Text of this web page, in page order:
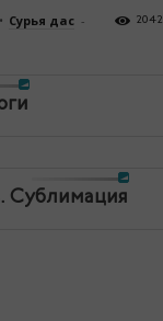
• Сурья дас - 2042
Сублимация